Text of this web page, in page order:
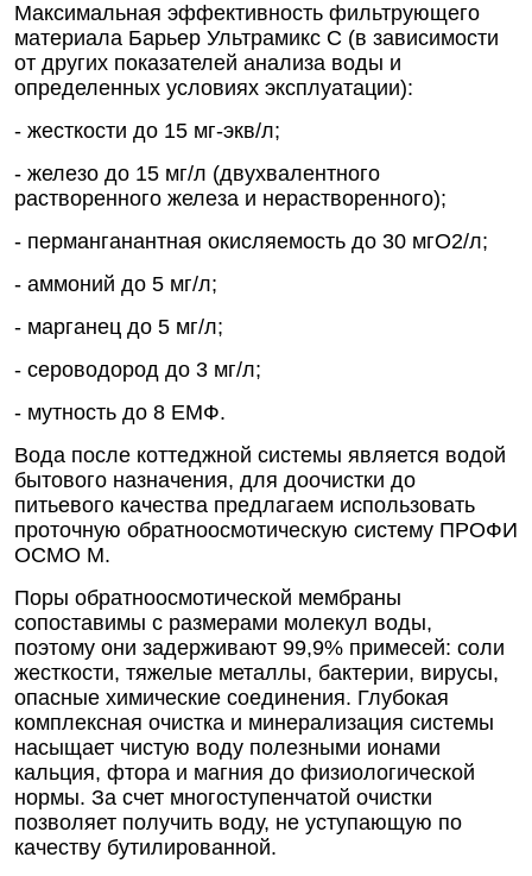
Максимальная эффективность фильтрующего
материала Барьер Ультрамикс С (в зависимости
от других показателей анализа воды и
определенных условиях эксплуатации):
- жесткости до 15 мг-экв/л;
- железо до 15 мг/л (двухвалентного
растворенного железа и нерастворенного);
- перманганантная окисляемость до 30 мгО2/л;
- аммоний до 5 мг/л;
- марганец до 5 мг/л;
- сероводород до 3 мг/л;
- мутность до 8 ЕМФ.
Вода после коттеджной системы является водой
бытового назначения, для доочистки до
питьевого качества предлагаем использовать
проточную обратноосмотическую систему ПРОФИ
ОСМО М.
Поры обратноосмотической мембраны
сопоставимы с размерами молекул воды,
поэтому они задерживают 99,9% примесей: соли
жесткости, тяжелые металлы, бактерии, вирусы,
опасные химические соединения. Глубокая
комплексная очистка и минерализация системы
насыщает чистую воду полезными ионами
кальция, фтора и магния до физиологической
нормы. За счет многоступенчатой очистки
позволяет получить воду, не уступающую по
качеству бутилированной.